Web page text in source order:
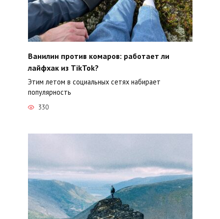
Ванилин против комаров: работает ли
лайфхак из TikTok?
Этим летом в социальных сетях набирает
популярность
330